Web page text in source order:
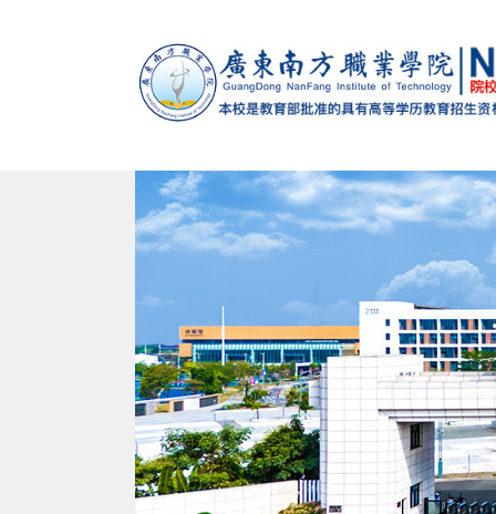
学校概况 校训
党委组织部（党校） 党委宣
党政办公室（法制办公室） 南
教学督导办公室
学生处（心理健康教育与咨询中心）
退役军人服务中心
马克思主义学院 智能制造学院
招生办公室